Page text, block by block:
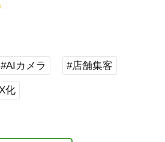
#AIカメラ #店舗集客
化